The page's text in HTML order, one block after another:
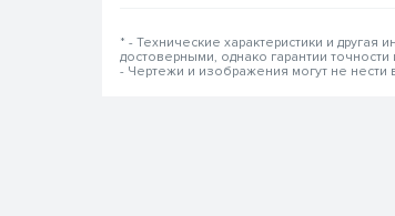
* - Технические характеристики и
достоверными, однако гарантии
- Чертежи и изображения могут не нести